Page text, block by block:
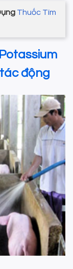
Thuốc Tím
động